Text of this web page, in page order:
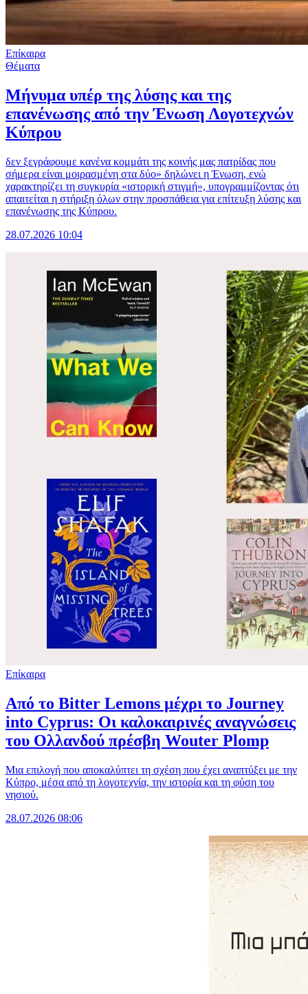
Επίκαιρα
Θέματα
Μήνυμα υπέρ της λύσης και της
επανένωσης από την Ένωση Λογοτεχνών
Κύπρου
δεν ξεγράφουμε κανένα κομμάτι της κοινής μας πατρίδας που
σήμερα είναι μοιρασμένη στα δύο» δηλώνει η Ένωση, ενώ
χαρακτηρίζει τη συγκυρία «ιστορική στιγμή», υπογραμμίζοντας ότι
απαιτείται η στήριξη όλων στην προσπάθεια για επίτευξη λύσης και
επανένωσης της Κύπρου.
28.07.2026 10:04
Επίκαιρα
Από το Bitter Lemons μέχρι το Journey
into Cyprus: Οι καλοκαιρινές αναγνώσεις
του Ολλανδού πρέσβη Wouter Plomp
Μια επιλογή που αποκαλύπτει τη σχέση που έχει αναπτύξει με την
Κύπρο, μέσα από τη λογοτεχνία, την ιστορία και τη φύση του
νησιού.
28.07.2026 08:06